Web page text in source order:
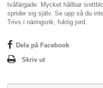
tvåfärgade. Mycket hållbar
sprider sig själv. Se upp så du
Trivs i näringsrik, fuktig jord.
Dela på Facebook
Skriv ut